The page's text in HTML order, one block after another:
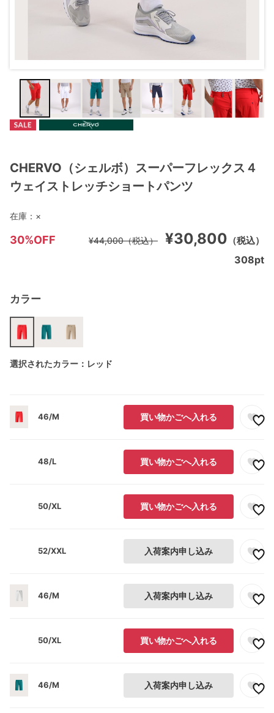
CHERVO（シェルボ）スーパーフレックス４
ウェイストレッチショートパンツ
30%OFF ¥30,800 （税込）
¥44,000（税込）
カラー
選択されたカラー：レッド
46/M 買い物かごへ入れる
48/L 買い物かごへ入れる
50/XL 買い物かごへ入れる
52/XXL 入荷案内申し込み
46/M 入荷案内申し込み
50/XL 買い物かごへ入れる
46/M 入荷案内申し込み
在庫： ×
308pt